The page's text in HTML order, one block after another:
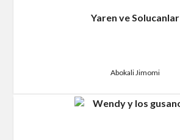
Yaren ve Solucanlar
Abokali Jimomi